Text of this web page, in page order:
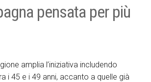
pensata per più
amplia l’iniziativa includendo
i 45 e i 49 anni, accanto a quelle già